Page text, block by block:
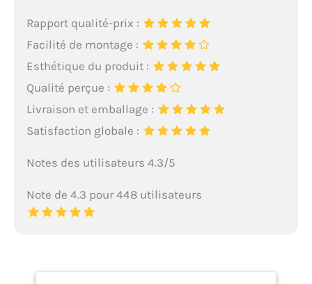
Rapport qualité-prix :
Facilité de montage :
Esthétique du produit :
Qualité perçue :
Livraison et emballage :
Satisfaction globale :
Notes des utilisateurs 4.3/5
Note de 4.3 pour 448 utilisateurs